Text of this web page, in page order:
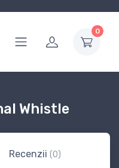
0
Whistle
Recenzii (0)